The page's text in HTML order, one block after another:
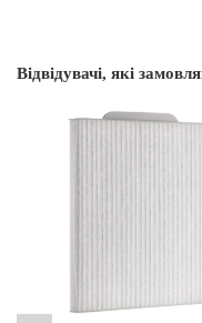
Країна виробник
Відвідувачі, які